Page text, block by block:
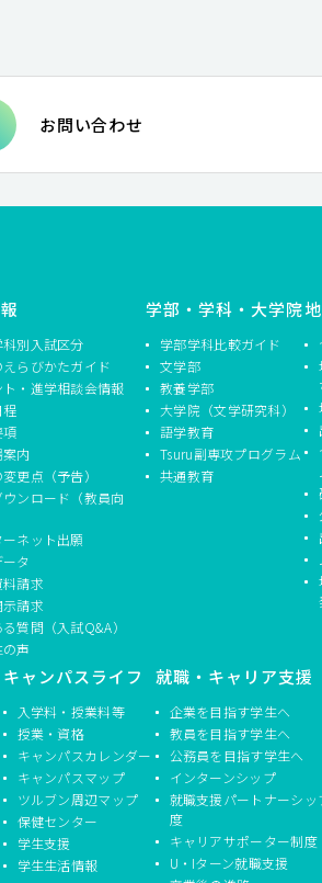
お問い合わせ
科別入試区分
えらびかたガイド
ト・進学相談会情報
程
項
内
更点（予告）
ンロード（教員向
ネット出願
タ
料請求
請求
質問（入試Q&A）
声
学部・学科・大学院
学部学科比較ガイド
文学部
教養学部
大学院（文学研究科）
語学教育
Tsuru副専攻プログラム
共通教育
キャンパスライフ
入学料・授業料等
授業・資格
キャンパスカレンダー
キャンパスマップ
ツルブン周辺マップ
保健センター
学生支援
学生生活情報
就職・キャリア支援
企業を目指す学生へ
教員を目指す学生へ
公務員を目指す学生へ
インターンシップ
就職支援パートナーシッ
度
キャリアサポーター制度
U・Iターン就職支援